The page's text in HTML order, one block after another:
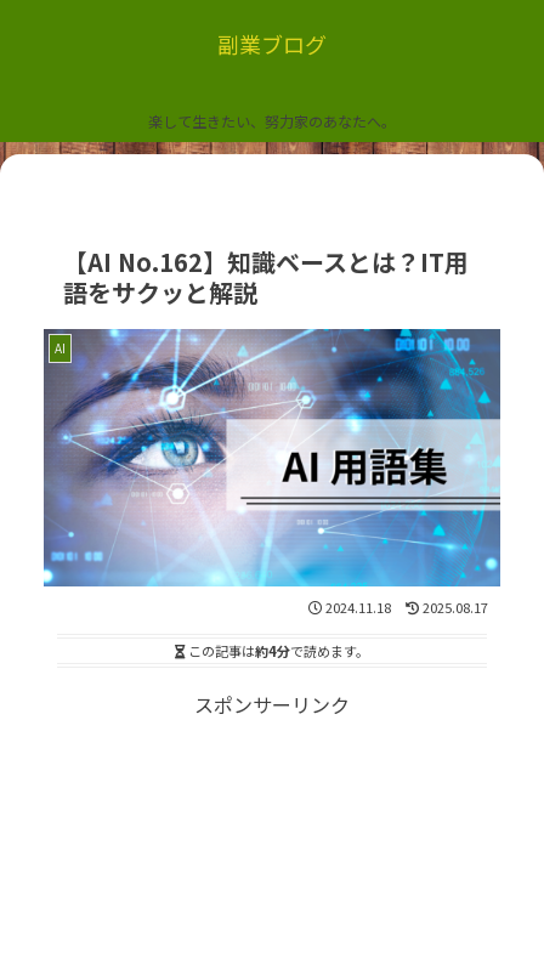
副業ブログ
楽して生きたい、努力家のあなたへ。
【AI No.162】知識ベースとは？IT用
語をサクッと解説
AI
2024.11.18 2025.08.17
この記事は約4分で読めます。
スポンサーリンク